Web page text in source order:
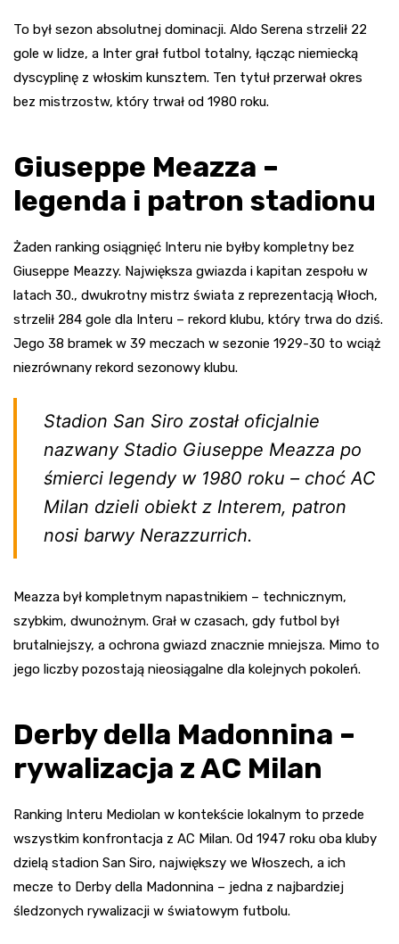
To był sezon absolutnej dominacji. Aldo Serena strzelił 22
gole w lidze, a Inter grał futbol totalny, łącząc niemiecką
dyscyplinę z włoskim kunsztem. Ten tytuł przerwał okres
bez mistrzostw, który trwał od 1980 roku.
Giuseppe Meazza –
legenda i patron stadionu
Żaden ranking osiągnięć Interu nie byłby kompletny bez
Giuseppe Meazzy. Największa gwiazda i kapitan zespołu w
latach 30., dwukrotny mistrz świata z reprezentacją Włoch,
strzelił 284 gole dla Interu – rekord klubu, który trwa do dziś.
Jego 38 bramek w 39 meczach w sezonie 1929-30 to wciąż
niezrównany rekord sezonowy klubu.
Stadion San Siro został oficjalnie
nazwany Stadio Giuseppe Meazza po
śmierci legendy w 1980 roku – choć AC
Milan dzieli obiekt z Interem, patron
nosi barwy Nerazzurrich.
Meazza był kompletnym napastnikiem – technicznym,
szybkim, dwunożnym. Grał w czasach, gdy futbol był
brutalniejszy, a ochrona gwiazd znacznie mniejsza. Mimo to
jego liczby pozostają nieosiągalne dla kolejnych pokoleń.
Derby della Madonnina –
rywalizacja z AC Milan
Ranking Interu Mediolan w kontekście lokalnym to przede
wszystkim konfrontacja z AC Milan. Od 1947 roku oba kluby
dzielą stadion San Siro, największy we Włoszech, a ich
mecze to Derby della Madonnina – jedna z najbardziej
śledzonych rywalizacji w światowym futbolu.